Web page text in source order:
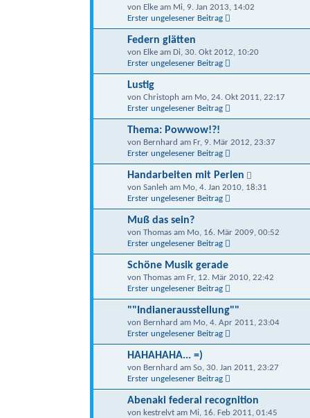
von Elke am Mi, 9. Jan 2013, 14:02
Erster ungelesener Beitrag
Federn glätten
von Elke am Di, 30. Okt 2012, 10:20
Erster ungelesener Beitrag
Lustig
von Christoph am Mo, 24. Okt 2011, 22:17
Erster ungelesener Beitrag
Thema: Powwow!?!
von Bernhard am Fr, 9. Mär 2012, 23:37
Erster ungelesener Beitrag
Handarbeiten mit Perlen
von Sanleh am Mo, 4. Jan 2010, 18:31
Erster ungelesener Beitrag
Muß das sein?
von Thomas am Mo, 16. Mär 2009, 00:52
Erster ungelesener Beitrag
Schöne Musik gerade
von Thomas am Fr, 12. Mär 2010, 22:42
Erster ungelesener Beitrag
""Indianerausstellung""
von Bernhard am Mo, 4. Apr 2011, 23:04
Erster ungelesener Beitrag
HAHAHAHA... =)
von Bernhard am So, 30. Jan 2011, 23:27
Erster ungelesener Beitrag
Abenaki federal recognition
von kestrelvt am Mi, 16. Feb 2011, 01:45